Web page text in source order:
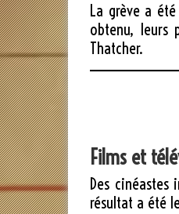
La grève a
obtenu, leurs
Thatcher.
Films et
Des
résultat a été